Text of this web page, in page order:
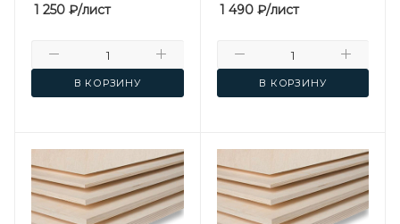
1 250 ₽/лист
В КОРЗИНУ
1 490₽/лист
В КОРЗИНУ